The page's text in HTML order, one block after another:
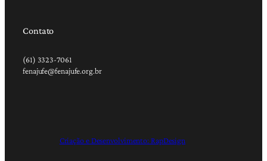
Contato
(61) 3323-7061
fenajufe@fenajufe.org.br
Criação e Desenvolvimento: RapDesign